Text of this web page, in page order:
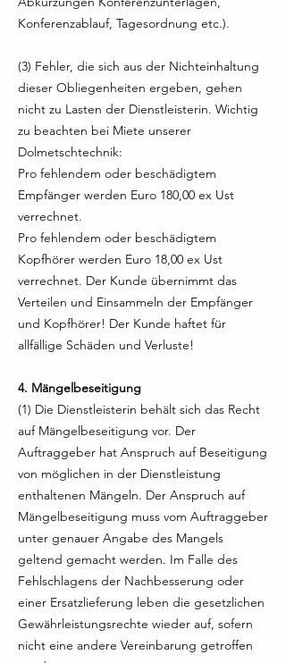
Konferenzablauf, Tagesordnung etc.).
(3) Fehler, die sich aus der Nichteinhaltung
dieser Obliegenheiten ergeben, gehen
nicht zu Lasten der Dienstleisterin. Wichtig
zu beachten bei Miete unserer
Dolmetschtechnik:
Pro fehlendem oder beschädigtem
Empfänger werden Euro 180,00 ex Ust
verrechnet.
Pro fehlendem oder beschädigtem
Kopfhörer werden Euro 18,00 ex Ust
verrechnet. Der Kunde übernimmt das
Verteilen und Einsammeln der Empfänger
und Kopfhörer! Der Kunde haftet für
allfällige Schäden und Verluste!
4. Mängelbeseitigung
(1) Die Dienstleisterin behält sich das Recht
auf Mängelbeseitigung vor. Der
Auftraggeber hat Anspruch auf Beseitigung
von möglichen in der Dienstleistung
enthaltenen Mängeln. Der Anspruch auf
Mängelbeseitigung muss vom Auftraggeber
unter genauer Angabe des Mangels
geltend gemacht werden. Im Falle des
Fehlschlagens der Nachbesserung oder
einer Ersatzlieferung leben die gesetzlichen
Gewährleistungsrechte wieder auf, sofern
nicht eine andere Vereinbarung getroffen